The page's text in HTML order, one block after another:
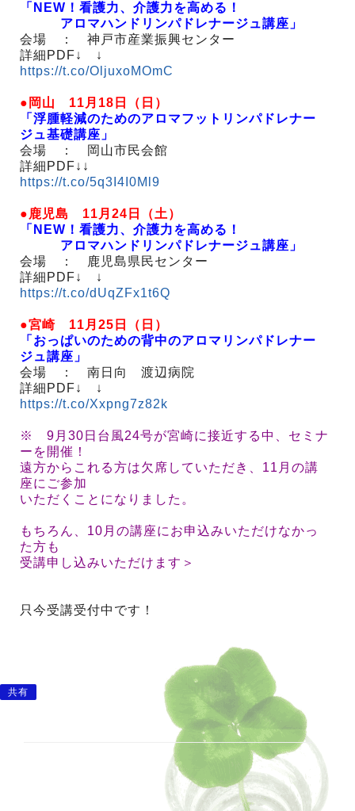
「NEW！看護力、介護力を高める！
アロマハンドリンパドレナージュ講座」
会場 ： 神戸市産業振興センター
詳細PDF↓ ↓
https://t.co/OljuxoMOmC
●岡山 11月18日（日）
「浮腫軽減のためのアロマフットリンパドレナー
ジュ基礎講座」
会場 ： 岡山市民会館
詳細PDF↓↓
https://t.co/5q3I4I0Ml9
●鹿児島 11月24日（土）
「NEW！看護力、介護力を高める！
アロマハンドリンパドレナージュ講座」
会場 ： 鹿児島県民センター
詳細PDF↓ ↓
https://t.co/dUqZFx1t6Q
●宮崎 11月25日（日）
「おっぱいのための背中のアロマリンパドレナー
ジュ講座」
会場 ： 南日向 渡辺病院
詳細PDF↓ ↓
https://t.co/Xxpng7z82k
※ 9月30日台風24号が宮崎に接近する中、セミナ
ーを開催！
遠方からこれる方は欠席していただき、11月の講
座にご参加
いただくことになりました。
もちろん、10月の講座にお申込みいただけなかっ
た方も
受講申し込みいただけます＞
只今受講受付中です！
共有